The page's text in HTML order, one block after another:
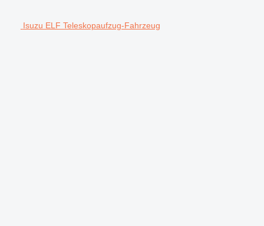
Isuzu ELF Teleskopaufzug-Fahrzeug